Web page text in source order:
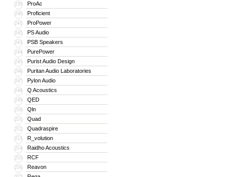
239 ProAc
240 Proficient
241 ProPower
242 PS Audio
243 PSB Speakers
244 PurePower
245 Purist Audio Design
246 Puritan Audio Laboratories
247 Pylon Audio
248 Q Acoustics
249 QED
250 Qln
251 Quad
252 Quadraspire
253 R_volution
254 Raidho Acoustics
255 RCF
256 Reavon